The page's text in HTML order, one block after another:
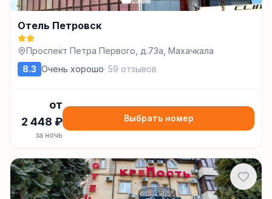
Отель Петровск
Проспект Петра Первого, д.73а, Махачкала
8.3 Очень хорошо· 59 отзывов
от
2 448 ₽
за ночь
Выбрать номер